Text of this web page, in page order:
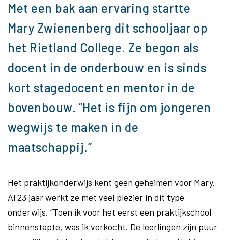
Met een bak aan ervaring startte
Mary Zwienenberg dit schooljaar op
het Rietland College. Ze begon als
docent in de onderbouw en is sinds
kort stagedocent en mentor in de
bovenbouw. “Het is fijn om jongeren
wegwijs te maken in de
maatschappij.”
Het praktijkonderwijs kent geen geheimen voor Mary.
Al 23 jaar werkt ze met veel plezier in dit type
onderwijs. “Toen ik voor het eerst een praktijkschool
binnenstapte, was ik verkocht. De leerlingen zijn puur